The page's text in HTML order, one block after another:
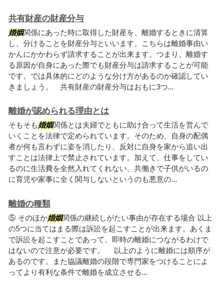
共有財産の財産分与
婚姻関係にあった時に取得した財産を、離婚するときに清算
し、分けることを財産分与といいます。こちらは離婚事由い
かんにかかわらず請求することが出来ます。つまり、離婚す
る原因が自身にあった際でも財産分与は請求することが可能
です。では具体的にどのような分け方があるのか確認してい
きましょう。 共有財産の財産分与はおもに3つ...
離婚が認められる理由とは
そもそも婚姻関係とは夫婦でともに助け合って生活を営んで
いくことを法律で定められています。そのため、自身の配偶
者が何も言わずに姿を消したり、反対に自身を家から追い出
すことは法律上で禁止されています。加えて、仕事をしてい
るのに生活費を全然入れてくれない、共働きで子供がいるの
に育児や家事に全く関与しないというのも悪意の...
離婚の種類
⑤ そのほか婚姻関係の継続しがたい事由が存在する場合 以上
の5つに当てはまる際は訴訟を起こすことが出来ます。あくま
で訴訟を起こすことであって、即時の離婚につながるわけで
はないので注意が必要です。 以上のように離婚には順序が
あるのです。また協議離婚の段階で専門家をつけることによ
ってより有利な条件で離婚を成立させる...